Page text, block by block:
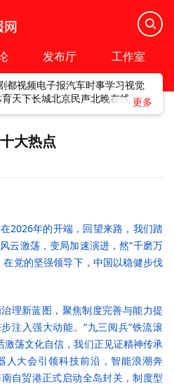
发布厅 工作室
都视频电子报汽车时事学习视觉
天下长城北京民声北晚在线
大热点
2026年的开端，回望来路，我们踏
云激荡，变局加速演进，然“千磨万
党的坚强领导下，中国以稳健步伐
理新蓝图，聚焦制度完善与能力提
注入强大动能。“九三阅兵”铁流滚
荡文化自信，我们正见证精神传承
人大会引领科技前沿，智能浪潮奔
自贸港正式启动全岛封关，制度型